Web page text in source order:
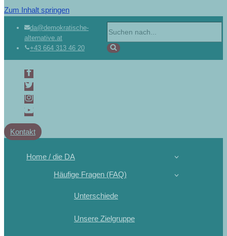
Zum Inhalt springen
da@demokratische-
alternative.at
+43 664 313 46 20
Kontakt
Home / die DA
Häufige Fragen (FAQ)
Unterschiede
Unsere Zielgruppe